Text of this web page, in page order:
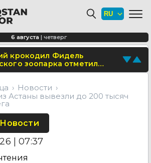
новостью
и события
6 августа | четверг
из Астаны изобрела
бумагу из травы
Абай построят
визит-центр
крокодил Фидель
зоопарка отметил
Новости
Астаны вывезли до 200 тысяч
Новости
| 07:37